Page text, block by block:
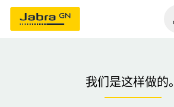
我们是这样做的。